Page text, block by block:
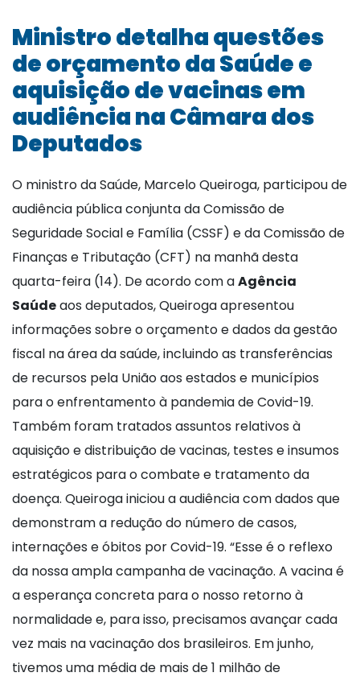
Ministro detalha questões
de orçamento da Saúde e
aquisição de vacinas em
audiência na Câmara dos
Deputados
O ministro da Saúde, Marcelo Queiroga, participou de
audiência pública conjunta da Comissão de
Seguridade Social e Família (CSSF) e da Comissão de
Finanças e Tributação (CFT) na manhã desta
quarta-feira (14). De acordo com aAgência
Saúdeaos deputados, Queiroga apresentou
informações sobre o orçamento e dados da gestão
fiscal na área da saúde, incluindo as transferências
de recursos pela União aos estados e municípios
para o enfrentamento à pandemia de Covid-19.
Também foram tratados assuntos relativos à
aquisição e distribuição de vacinas, testes e insumos
estratégicos para o combate e tratamento da
doença. Queiroga iniciou a audiência com dados que
demonstram a redução do número de casos,
internações e óbitos por Covid-19. “Esse é o reflexo
da nossa ampla campanha de vacinação. A vacina é
a esperança concreta para o nosso retorno à
normalidade e, para isso, precisamos avançar cada
vez mais na vacinação dos brasileiros. Em junho,
tivemos uma média de mais de 1 milhão de